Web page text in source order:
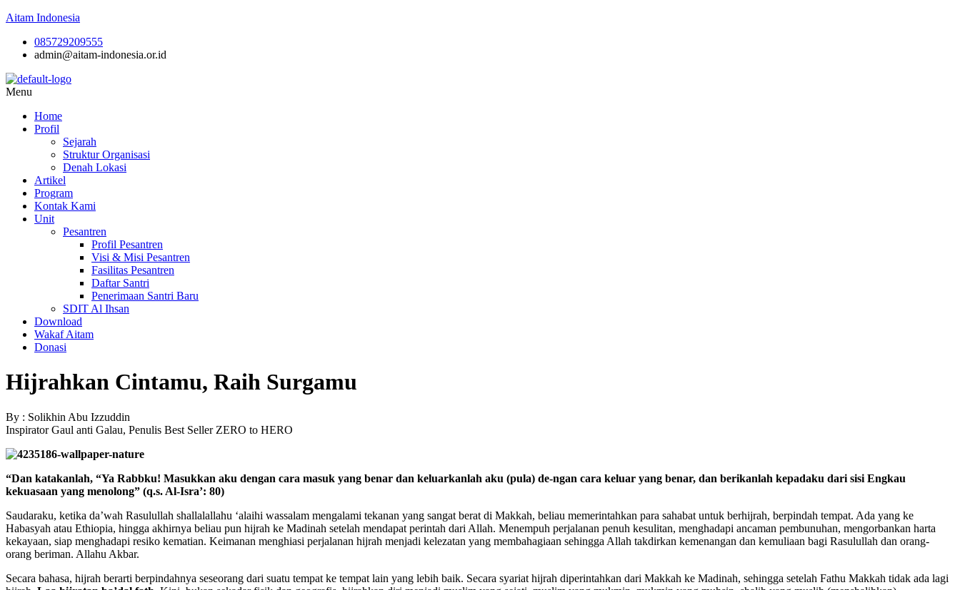
Aitam Indonesia
085729209555
admin@aitam-indonesia.or.id
Menu
Home
Profil
Sejarah
Struktur Organisasi
Denah Lokasi
Artikel
Program
Kontak Kami
Unit
Pesantren
Profil Pesantren
Visi & Misi Pesantren
Fasilitas Pesantren
Daftar Santri
Penerimaan Santri Baru
SDIT Al Ihsan
Download
Wakaf Aitam
Donasi
Hijrahkan Cintamu, Raih Surgamu
By : Solikhin Abu Izzuddin
Inspirator Gaul anti Galau, Penulis Best Seller ZERO to HERO
“Dan katakanlah, “Ya Rabbku! Masukkan aku dengan cara masuk yang benar dan keluarkanlah aku (pula) de-ngan cara keluar yang benar, dan berikanlah kepadaku dari sisi Engkau
kekuasaan yang menolong” (q.s. Al-Isra’: 80)
Saudaraku, ketika da’wah Rasulullah shallalallahu ‘alaihi wassalam mengalami tekanan yang sangat berat di Makkah, beliau memerintahkan para sahabat untuk berhijrah, berpindah tempat. Ada yang ke
Habasyah atau Ethiopia, hingga akhirnya beliau pun hijrah ke Madinah setelah mendapat perintah dari Allah. Menempuh perjalanan penuh kesulitan, menghadapi ancaman pembunuhan, mengorbankan harta
kekayaan, siap menghadapi resiko kematian. Keimanan menghiasi perjalanan hijrah menjadi kelezatan yang membahagiaan sehingga Allah takdirkan kemenangan dan kemuliaan bagi Rasulullah dan orang-
orang beriman. Allahu Akbar.
Secara bahasa, hijrah berarti berpindahnya seseorang dari suatu tempat ke tempat lain yang lebih baik. Secara syariat hijrah diperintahkan dari Makkah ke Madinah, sehingga setelah Fathu Makkah tidak ada lagi